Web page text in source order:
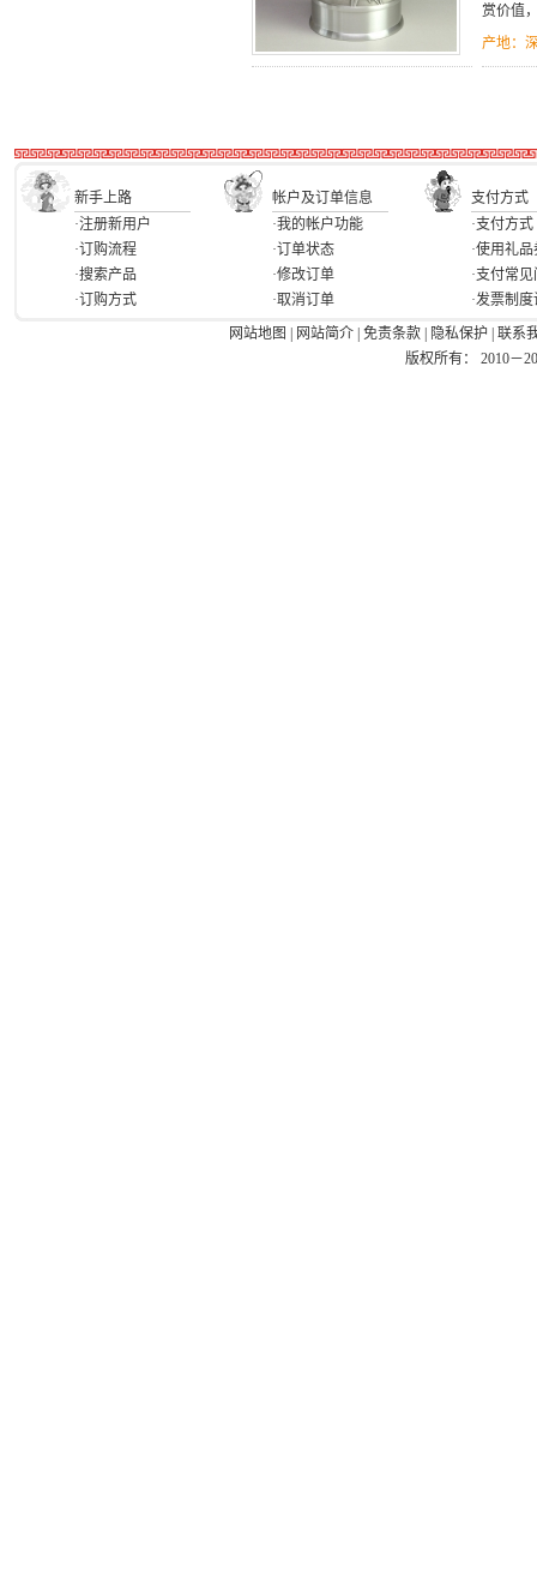
赏价值
产地：
新手上路 帐户及订单信息
支付方式
·注册新用户
·订购流程
·搜索产品
·订购方式
·我的帐户功能
·订单状态
·修改订单
·取消订单
·支付方式
·使用礼品
·支付常
·发票制
网站地图
网站简介 免责条款 隐私保护
联系
版权所有： 2010－